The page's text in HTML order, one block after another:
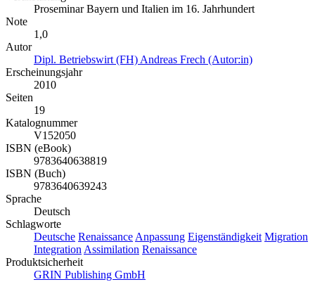
Proseminar Bayern und Italien im 16. Jahrhundert
Note
1,0
Autor
Dipl. Betriebswirt (FH) Andreas Frech (Autor:in)
Erscheinungsjahr
2010
Seiten
19
Katalognummer
V152050
ISBN (eBook)
9783640638819
ISBN (Buch)
9783640639243
Sprache
Deutsch
Schlagworte
Deutsche Renaissance Anpassung Eigenständigkeit Migration
Integration Assimilation Renaissance
Produktsicherheit
GRIN Publishing GmbH